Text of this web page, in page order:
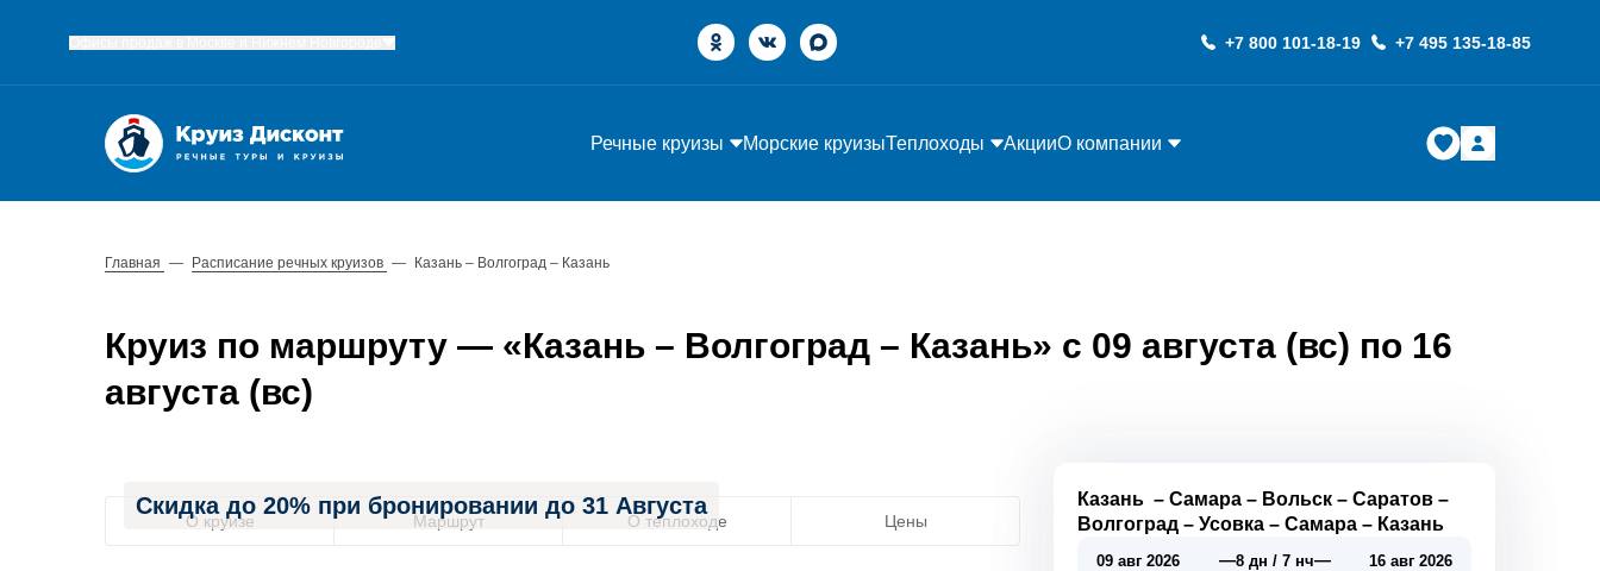
+7 800 101-18-19 +7 495 135-18-85
Речные круизы Морские круизыТеплоходы АкцииО компании
Главная — Расписание речных круизов — Казань – Волгоград – Казань
Круиз по маршруту — «Казань – Волгоград – Казань» с 09 августа (вс) по 16
августа (вс)
Скидка до 20% при бронировании до 31 Августа
О круизе Маршрут О теплоходе Цены
Казань –Самара – Вольск –Саратов –
Волгоград –Усовка –Самара – Казань
09 авг 2026 —8 дн / 7 нч— 16 авг 2026